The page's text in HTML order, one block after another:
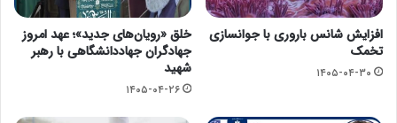
افزایش شانس باروری با جوانسازی
تخمک
۱۴۰۵-۰۴-۳۰
خلق «رویان‌های جدید»؛ عهد امروز
جهادگران جهاددانشگاهی با رهبر
شهید
۱۴۰۵-۰۴-۲۶